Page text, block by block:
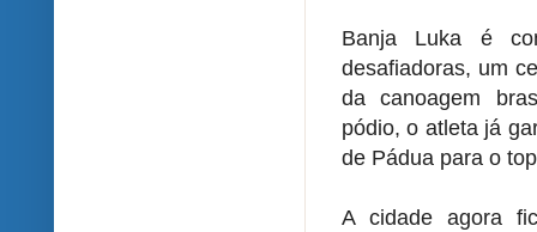
Banja Luka é
desafiadoras, um
da canoagem
pódio, o atleta já
de Pádua para o
A cidade agora